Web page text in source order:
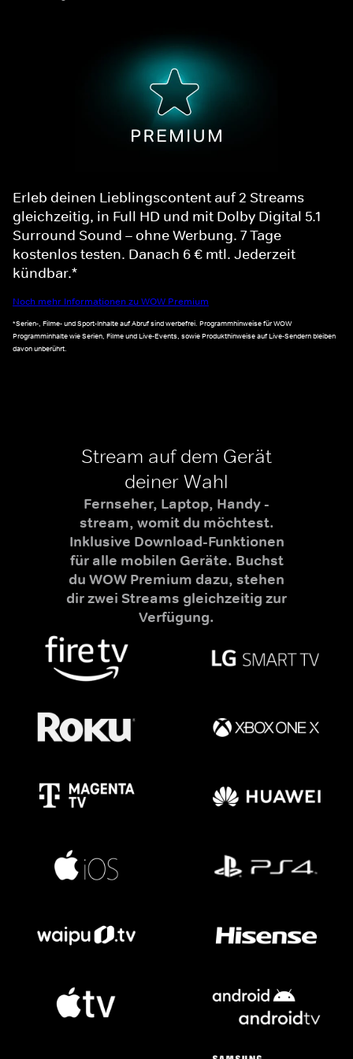
Erleb deinen Lieblingscontent auf 2 Streams
gleichzeitig, in Full HD und mit Dolby Digital 5.1
Surround Sound – ohne Werbung. 7 Tage
kostenlos testen. Danach 6 € mtl. Jederzeit
kündbar.*
Noch mehr Informationen zu WOW Premium
*Serien-, Filme- und Sport-Inhalte auf Abruf sind werbefrei. Programmhinweise für WOW
Programminhalte wie Serien, Filme und Live-Events, sowie Produkthinweise auf Live-Sendern bleiben
davon unberührt.
Stream auf dem Gerät
deiner Wahl
Fernseher, Laptop, Handy -
stream, womit du möchtest.
Inklusive Download-Funktionen
für alle mobilen Geräte. Buchst
du WOW Premium dazu, stehen
dir zwei Streams gleichzeitig zur
Verfügung.